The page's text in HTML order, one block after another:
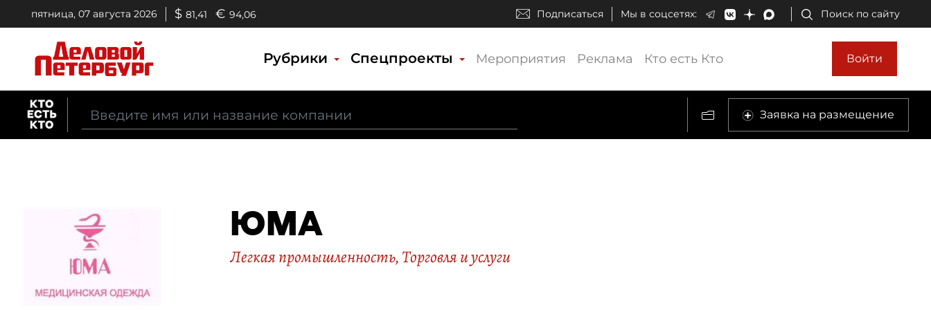
пятница, 07 августа 2026 $ 81,41 € 94,06 Подписаться Мы в соцсетях: Поиск по сайту
Рубрики Спецпроекты Мероприятия Реклама Кто есть Кто Войти
Заявка на размещение
ЮМА
Легкая промышленность,Торговля и услуги